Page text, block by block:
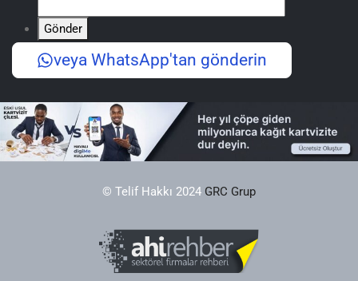
Gönder
veya WhatsApp'tan gönderin
© Telif Hakkı 2024 GRC Grup